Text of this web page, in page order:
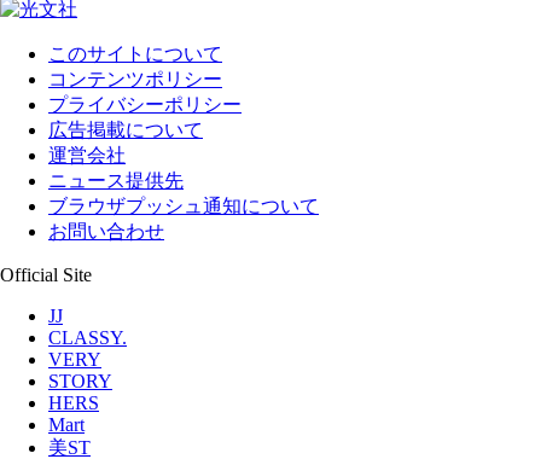
このサイトについて
コンテンツポリシー
プライバシーポリシー
広告掲載について
運営会社
ニュース提供先
ブラウザプッシュ通知について
お問い合わせ
Official Site
JJ
CLASSY.
VERY
STORY
HERS
Mart
美ST